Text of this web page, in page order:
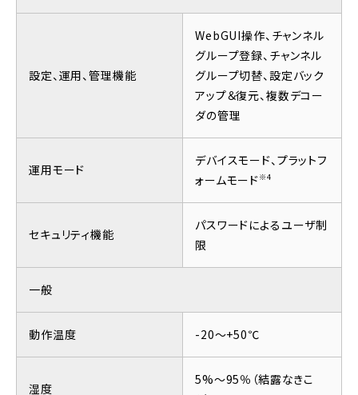
設定、運用、管理機能
WebGUI操作、チャンネル
グループ登録、チャンネル
グループ切替、設定バック
アップ＆復元、複数デコー
ダの管理
運用モード
デバイスモード、プラットフ
ォームモード※4
セキュリティ機能
パスワードによるユーザ制
限
一般
動作温度 -20～+50℃
湿度
5%～95％（結露なきこ